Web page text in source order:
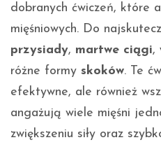
dobranych ćwiczeń, które
mięśniowych. Do
przysiady, martwe ciągi,
różne formy skoków. Te
efektywne, ale również
angażują wiele mięśni
zwiększeniu siły oraz